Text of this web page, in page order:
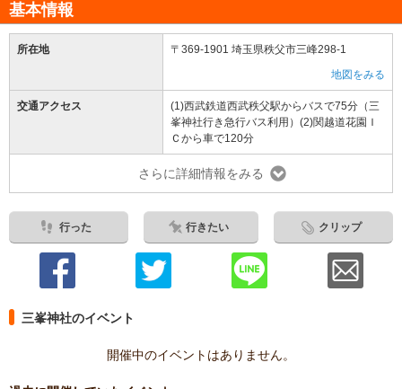
基本情報
所在地
〒369-1901 埼玉県秩父市三峰298-1
地図をみる
交通アクセス
(1)西武鉄道西武秩父駅からバスで75分（三
峯神社行き急行バス利用）(2)関越道花園Ｉ
Ｃから車で120分
さらに詳細情報をみる
行った 行きたい クリップ
三峯神社のイベント
開催中のイベントはありません。